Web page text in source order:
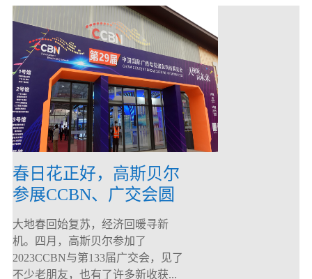
春日花正好，高斯贝尔
参展CCBN、广交会圆
满落幕！
大地春回始复苏，经济回暖寻新
机。四月，高斯贝尔参加了
2023CCBN与第133届广交会，见了
不少老朋友，也有了许多新收获...